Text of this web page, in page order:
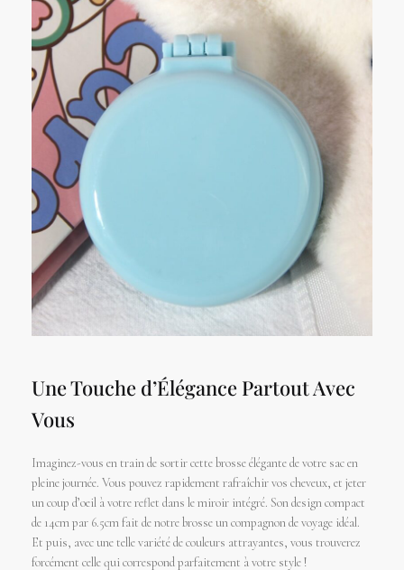
Une Touche d’Élégance Partout Avec
Vous
Imaginez-vous en train de sortir cette brosse élégante de votre sac en
pleine journée. Vous pouvez rapidement rafraîchir vos cheveux, et jeter
un coup d’oeil à votre reflet dans le miroir intégré. Son design compact
de 14cm par 6.5cm fait de notre brosse un compagnon de voyage idéal.
Et puis, avec une telle variété de couleurs attrayantes, vous trouverez
forcément celle qui correspond parfaitement à votre style !